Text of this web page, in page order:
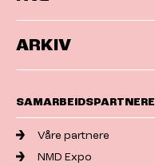
ARKIV
SAMARBEIDSPARTNERE
Våre partnere
NMD Expo